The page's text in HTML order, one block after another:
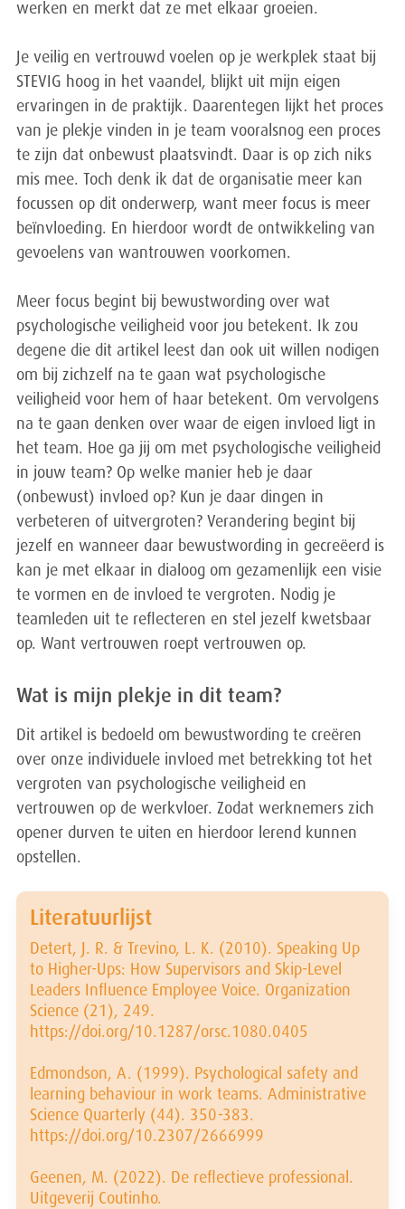
werken en merkt dat ze met elkaar groeien.
Je veilig en vertrouwd voelen op je werkplek staat bij
STEVIG hoog in het vaandel, blijkt uit mijn eigen
ervaringen in de praktijk. Daarentegen lijkt het proces
van je plekje vinden in je team vooralsnog een proces
te zijn dat onbewust plaatsvindt. Daar is op zich niks
mis mee. Toch denk ik dat de organisatie meer kan
focussen op dit onderwerp, want meer focus is meer
beïnvloeding. En hierdoor wordt de ontwikkeling van
gevoelens van wantrouwen voorkomen.
Meer focus begint bij bewustwording over wat
psychologische veiligheid voor jou betekent. Ik zou
degene die dit artikel leest dan ook uit willen nodigen
om bij zichzelf na te gaan wat psychologische
veiligheid voor hem of haar betekent. Om vervolgens
na te gaan denken over waar de eigen invloed ligt in
het team. Hoe ga jij om met psychologische veiligheid
in jouw team? Op welke manier heb je daar
(onbewust) invloed op? Kun je daar dingen in
verbeteren of uitvergroten? Verandering begint bij
jezelf en wanneer daar bewustwording in gecreëerd is
kan je met elkaar in dialoog om gezamenlijk een visie
te vormen en de invloed te vergroten. Nodig je
teamleden uit te reflecteren en stel jezelf kwetsbaar
op. Want vertrouwen roept vertrouwen op.
Wat is mijn plekje in dit team?
Dit artikel is bedoeld om bewustwording te creëren
over onze individuele invloed met betrekking tot het
vergroten van psychologische veiligheid en
vertrouwen op de werkvloer. Zodat werknemers zich
opener durven te uiten en hierdoor lerend kunnen
opstellen.
Literatuurlijst
Detert, J. R. & Trevino, L. K. (2010). Speaking Up
to Higher-Ups: How Supervisors and Skip-Level
Leaders Influence Employee Voice. Organization
Science (21), 249.
https://doi.org/10.1287/orsc.1080.0405
Edmondson, A. (1999). Psychological safety and
learning behaviour in work teams. Administrative
Science Quarterly (44). 350-383.
https://doi.org/10.2307/2666999
Geenen, M. (2022). De reflectieve professional.
Uitgeverij Coutinho.